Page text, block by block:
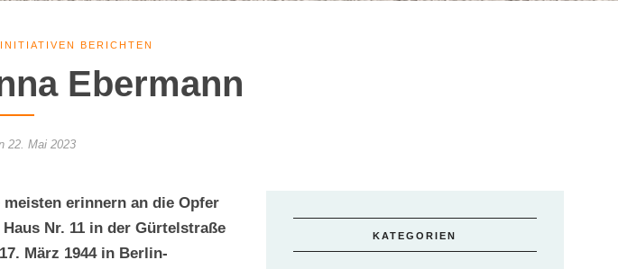
INITIATIVEN BERICHTEN
Ebermann
22. Mai 2023
erinnern an die Opfer
Nr. 11 in der Gürtelstraße
März 1944 in Berlin-
KATEGORIEN